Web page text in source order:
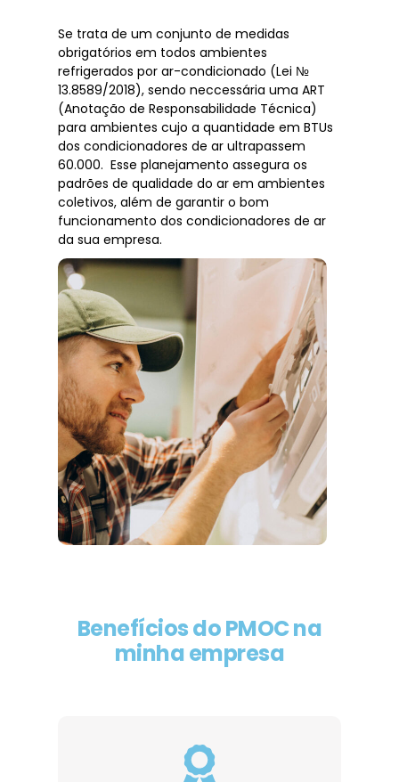
Se trata de um conjunto de medidas
obrigatórios em todos ambientes
refrigerados por ar-condicionado (Lei №
13.8589/2018), sendo neccessária uma ART
(Anotação de Responsabilidade Técnica)
para ambientes cujo a quantidade em BTUs
dos condicionadores de ar ultrapassem
60.000. Esse planejamento assegura os
padrões de qualidade do ar em ambientes
coletivos, além de garantir o bom
funcionamento dos condicionadores de ar
da sua empresa.
Benefícios do PMOC na
minha empresa